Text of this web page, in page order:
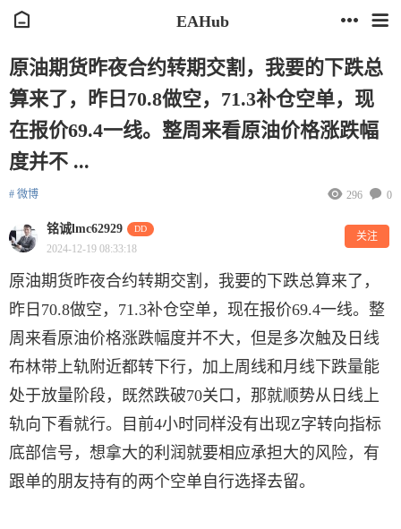
EAHub
原油期货昨夜合约转期交割，我要的下跌总
算来了，昨日70.8做空，71.3补仓空单，现
在报价69.4一线。整周来看原油价格涨跌幅
度并不 ...
# 微博 0
296
铭诚lmc62929 DD
2024-12-19 08:33:18
关注
原油期货昨夜合约转期交割，我要的下跌总算来了，
昨日70.8做空，71.3补仓空单，现在报价69.4一线。整
周来看原油价格涨跌幅度并不大，但是多次触及日线
布林带上轨附近都转下行，加上周线和月线下跌量能
处于放量阶段，既然跌破70关口，那就顺势从日线上
轨向下看就行。目前4小时同样没有出现Z字转向指标
底部信号，想拿大的利润就要相应承担大的风险，有
跟单的朋友持有的两个空单自行选择去留。